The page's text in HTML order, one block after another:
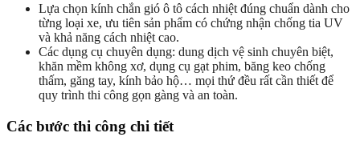
Lựa chọn kính chắn gió ô tô cách nhiệt đúng chuẩn dành cho
từng loại xe, ưu tiên sản phẩm có chứng nhận chống tia UV
và khả năng cách nhiệt cao.
Các dụng cụ chuyên dụng: dung dịch vệ sinh chuyên biệt,
khăn mềm không xơ, dụng cụ gạt phim, băng keo chống
thấm, găng tay, kính bảo hộ… mọi thứ đều rất cần thiết để
quy trình thi công gọn gàng và an toàn.
Các bước thi công chi tiết